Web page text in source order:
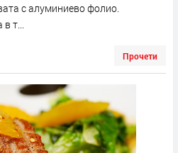
с алуминиево фолио.
в т...
Прочети